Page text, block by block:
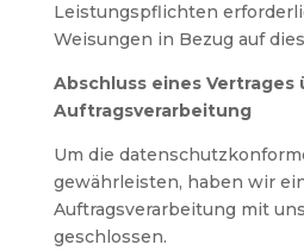
Leistungspflichten
Weisungen in Bezug auf
Abschluss eines Vertrages
Auftragsverarbeitung
Um die
gewährleisten, haben wir
Auftragsverarbeitung mit
geschlossen.